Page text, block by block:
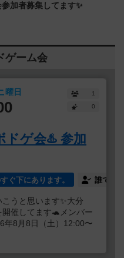
加者募集してます✨
ゲーム会
曜日
1
0
ドゲ会♨️ 参加
ぐ下にあります。 誰でも
うと思います✨大分
催してます🐢メンバー
年8月8日（土）12:00〜